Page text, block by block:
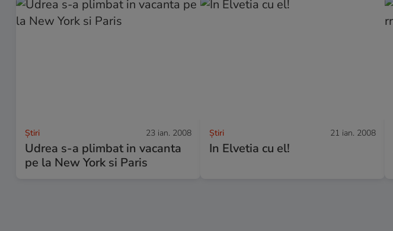
Ştiri 23 ian. 2008
Udrea s-a plimbat in vacanta
pe la New York si Paris
Ştiri 21 ian. 2008
In Elvetia cu el!